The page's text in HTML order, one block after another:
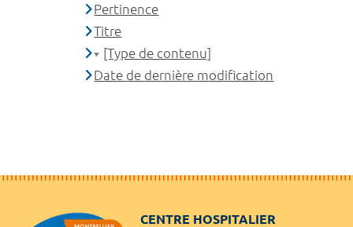
Pertinence
Titre
[Type de contenu]
Date de dernière modification
CENTRE HOSPITALIER